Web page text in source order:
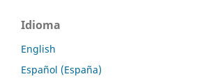
Idioma
English
Español (España)